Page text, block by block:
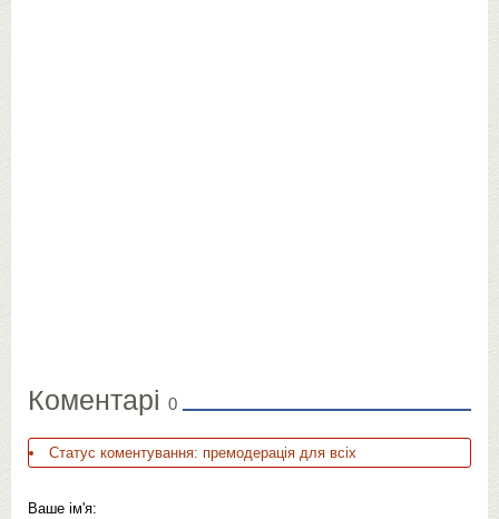
Коментарі 0
Статус коментування: премодерація для всіх
Ваше ім'я: